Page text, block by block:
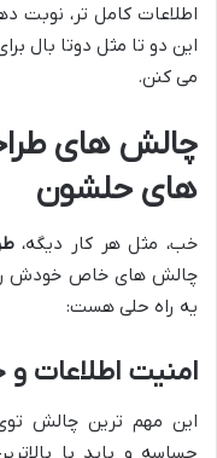
اطلاعات کامل تر، نوبت
این دو تا مثل دوتا بال
می کنن.
چالش های
های حلشون
خب، مثل هر کار دیگه،
چالش های خاص خودش رو
یه راه حلی هست:
امنیت اطلاعات
این مهم ترین چالش
حساسه و باید با